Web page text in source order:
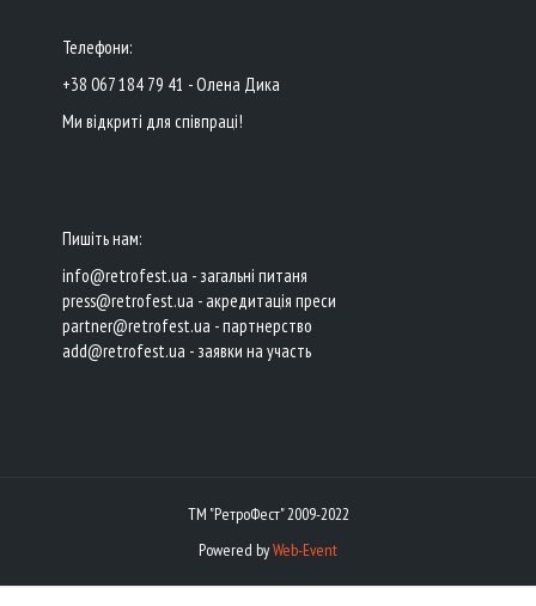
Телефони:
+38 067 184 79 41 - Олена Дика
Ми відкриті для співпраці!
Пишіть нам:
info@retrofest.ua - загальні питаня
press@retrofest.ua - акредитація преси
partner@retrofest.ua - партнерство
add@retrofest.ua - заявки на участь
ТМ "РетроФест" 2009-2022
Powered byWeb-Event